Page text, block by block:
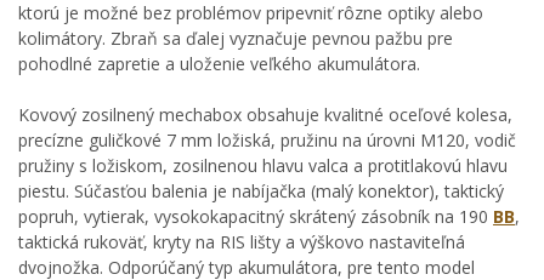
ktorú je možné bez problémov pripevniť rôzne optiky alebo
kolimátory. Zbraň sa ďalej vyznačuje pevnou pažbu pre
pohodlné zapretie a uloženie veľkého akumulátora.
Kovový zosilnený mechabox obsahuje kvalitné oceľové kolesa,
precízne guličkové 7 mm ložiská, pružinu na úrovni M120, vodič
pružiny s ložiskom, zosilnenou hlavu valca a protitlakovú hlavu
piestu. Súčasťou balenia je nabíjačka (malý konektor), taktický
popruh, vytierak, vysokokapacitný skrátený zásobník na 190 BB,
taktická rukoväť, kryty na RIS lišty a výškovo nastaviteľná
dvojnožka. Odporúčaný typ akumulátora, pre tento model